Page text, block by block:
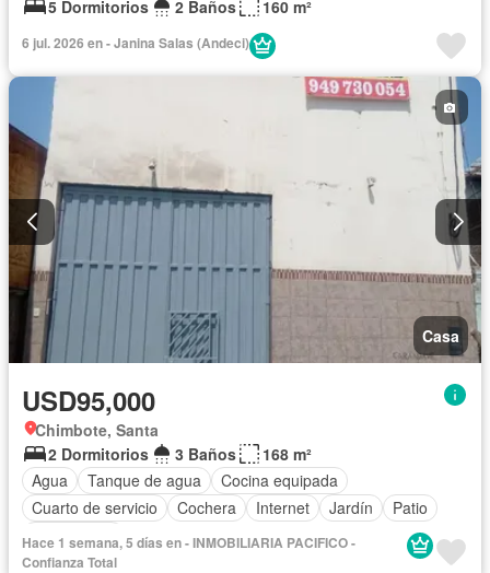
5 Dormitorios
2 Baños 160 m²
6 jul. 2026 en - Janina Salas (Andeci)
Casa
USD95,000
Chimbote, Santa
2 Dormitorios
3 Baños
168 m²
Agua
Tanque de agua
Cocina equipada
Cuarto de servicio
Cochera Internet Jardín
Patio
Sin amoblar
Hace 1 semana, 5 días en - INMOBILIARIA PACIFICO -
Confianza Total